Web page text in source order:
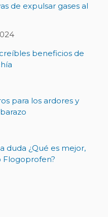
de expulsar gases al
beneficios de
para los ardores y
duda ¿Qué es mejor,
Flogoprofen?